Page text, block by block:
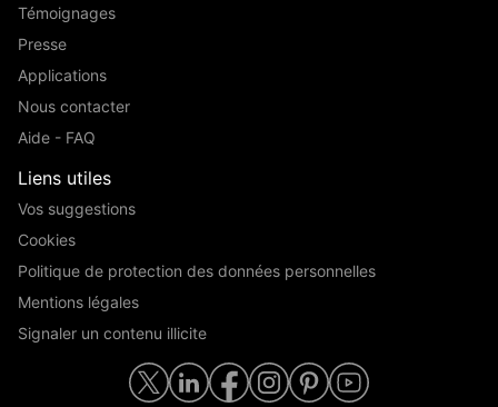
Témoignages
Presse
Applications
Nous contacter
Aide - FAQ
Liens utiles
Vos suggestions
Cookies
Politique de protection des données personnelles
Mentions légales
Signaler un contenu illicite